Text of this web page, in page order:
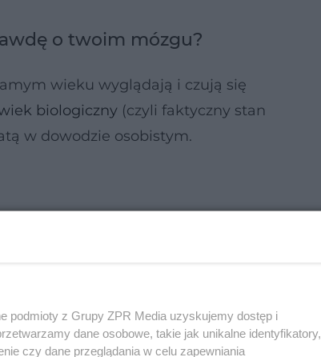
o twoim mózgu?
wieku wyglądają i czują się
biologiczny (czyli faktyczny stan
w dowodzie osobistym.
podmioty z Grupy ZPR Media uzyskujemy dostęp i
dane osobowe, takie jak unikalne identyfikatory,
czy dane przeglądania w celu zapewniania